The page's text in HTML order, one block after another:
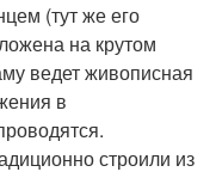
(тут же его
на крутом
ведет живописная
в
строили из